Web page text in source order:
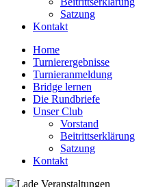
Satzung
Kontakt
Home
Turnierergebnisse
Turnieranmeldung
Bridge lernen
Die Rundbriefe
Unser Club
Vorstand
Beitrittserklärung
Satzung
Kontakt